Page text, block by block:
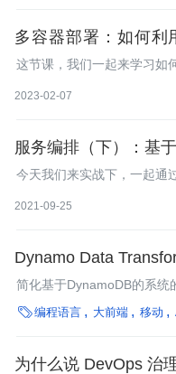
配置。
多容器部署：如何利
本地爬虫环境？
这节课，我们一起来学习如
2023-02-07
服务编排（下）：基
今天我们来实战下，一起通
2021-09-25
Dynamo Data
简化基于DynamoDB的系统
编程语言 大前端 移动
为什么说 DevOps 治